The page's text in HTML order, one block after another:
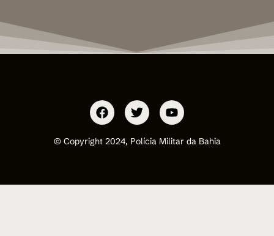
© Copyright 2024, Polícia Militar da Bahia